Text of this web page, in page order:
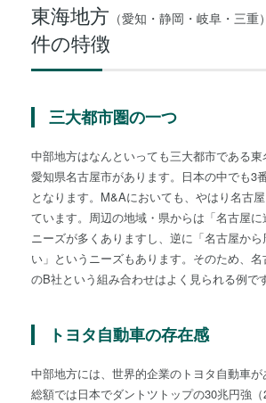
東海地方 （愛知・静岡・岐阜・三重）
件の特徴
三大都市圏の一つ
中部地方はなんといっても三大都市である東
愛知県名古屋市があります。日本の中でも3
となります。M&Aにおいても、やはり名古
ています。周辺の地域・県からは「名古屋に
ニーズが多くありますし、逆に「名古屋か
い」というニーズもあります。そのため、
のB社という組み合わせはよく見られる例です
トヨタ自動車の存在感
中部地方には、世界的企業のトヨタ自動車
総額では日本でダントツトップの30兆円強（